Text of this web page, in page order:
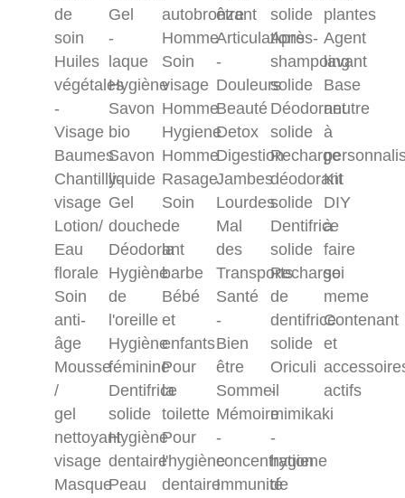
de
soin
Huiles
végétales
-
Visage
Baumes
Chantilly-
visage
Lotion/
Eau
florale
Soin
anti-
âge
Mousse
/
gel
nettoyant
visage
Masque
Gel
-
laque
Hygiène
Savon
bio
Savon
liquide
Gel
douche
Déodorant
Hygiène
de
l'oreille
Hygiène
féminine
Dentifrice
solide
Hygiène
dentaire
Peau
autobronzant
Homme
Soin
visage
Homme
Hygiene
Homme
Rasage
Soin
de
la
barbe
Bébé
et
enfants
Pour
la
toilette
Pour
l'hygiène
dentaire
être
Articulations
-
Douleurs
Beauté
Detox
Digestion
Jambes
Lourdes
Mal
des
Transports
Santé
-
Bien
être
Sommeil
Mémoire
-
concentration
Immunité
solide
Après-
shampoing
solide
Déodorant
solide
Recharge
déodorant
solide
Dentifrice
solide
Recharge
de
dentifrice
solide
Oriculi
-
mimikaki
-
hygiene
de
plantes
Agent
lavant
Base
neutre
à
Kit
DIY
à
faire
soi
meme
Contenant
et
actifs